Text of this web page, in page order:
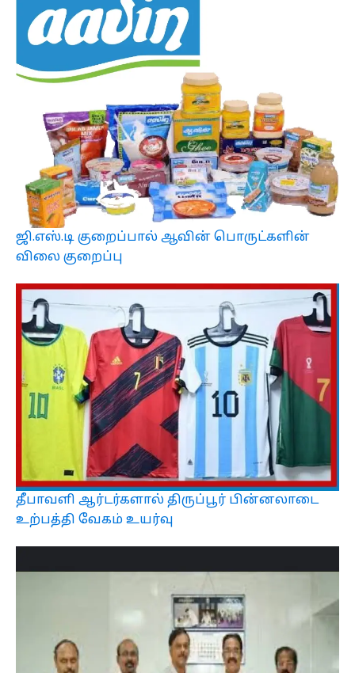
ஜி.எஸ்.டி குறைப்பால் ஆவின் பொருட்களின்
விலை குறைப்பு
தீபாவளி ஆர்டர்களால் திருப்பூர் பின்னலாடை
உற்பத்தி வேகம் உயர்வு